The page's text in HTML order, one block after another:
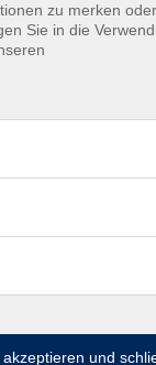
anvertrauen?
Advisors
Geld in der
Rentenlücke
zu merken
Sie in die
und